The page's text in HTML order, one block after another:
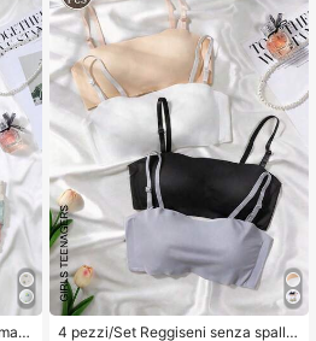
c
4 pezzi/Set Reggiseni senza spallin